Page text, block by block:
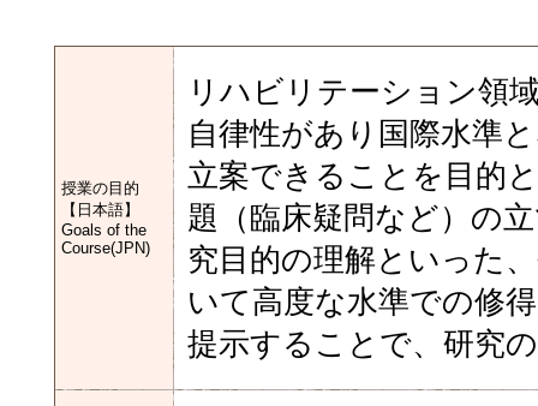
授業の目的
【日本語】
Goals of the
Course(JPN)
リハビリテーション領
自律性があり国際水準
立案できることを目的
題（臨床疑問など）の
究目的の理解といった
いて高度な水準での修
提示することで、研究